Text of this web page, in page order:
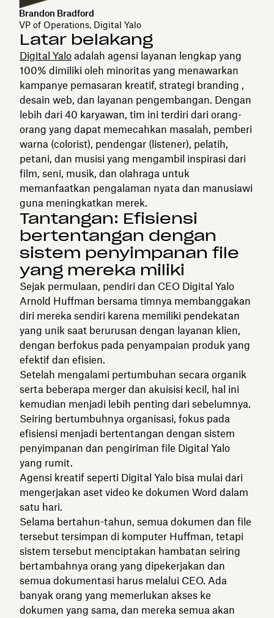
Brandon Bradford
VP of Operations, Digital Yalo
Latar belakang
Digital Yalo adalah agensi layanan lengkap yang
100% dimiliki oleh minoritas yang menawarkan
kampanye pemasaran kreatif, strategi branding ,
desain web, dan layanan pengembangan. Dengan
lebih dari 40 karyawan, tim ini terdiri dari orang-
orang yang dapat memecahkan masalah, pemberi
warna (colorist), pendengar (listener), pelatih,
petani, dan musisi yang mengambil inspirasi dari
film, seni, musik, dan olahraga untuk
memanfaatkan pengalaman nyata dan manusiawi
guna meningkatkan merek.
Tantangan: Efisiensi
bertentangan dengan
sistem penyimpanan file
yang mereka miliki
Sejak permulaan, pendiri dan CEO Digital Yalo
Arnold Huffman bersama timnya membanggakan
diri mereka sendiri karena memiliki pendekatan
yang unik saat berurusan dengan layanan klien,
dengan berfokus pada penyampaian produk yang
efektif dan efisien.
Setelah mengalami pertumbuhan secara organik
serta beberapa merger dan akuisisi kecil, hal ini
kemudian menjadi lebih penting dari sebelumnya.
Seiring bertumbuhnya organisasi, fokus pada
efisiensi menjadi bertentangan dengan sistem
penyimpanan dan pengiriman file Digital Yalo
yang rumit.
Agensi kreatif seperti Digital Yalo bisa mulai dari
mengerjakan aset video ke dokumen Word dalam
satu hari.
Selama bertahun-tahun, semua dokumen dan file
tersebut tersimpan di komputer Huffman, tetapi
sistem tersebut menciptakan hambatan seiring
bertambahnya orang yang dipekerjakan dan
semua dokumentasi harus melalui CEO. Ada
banyak orang yang memerlukan akses ke
dokumen yang sama, dan mereka semua akan